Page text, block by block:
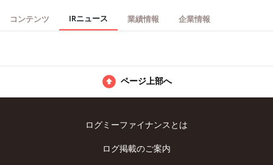
コンテンツ IRニュース 業績情報 企業情報
ページ上部へ
ログミーファイナンスとは
ログ掲載のご案内